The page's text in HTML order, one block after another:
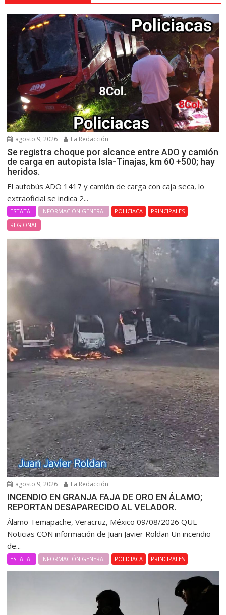
agosto 9, 2026 La Redacción
Se registra choque por alcance entre ADO y camión
de carga en autopista Isla-Tinajas, km 60 +500; hay
heridos.
El autobús ADO 1417 y camión de carga con caja seca, lo
extraoficial se indica 2...
ESTATAL INFORMACIÓN GENERAL POLICIACA
PRINCIPALES
REGIONAL
agosto 9, 2026 La Redacción
INCENDIO EN GRANJA FAJA DE ORO EN ÁLAMO;
REPORTAN DESAPARECIDO AL VELADOR.
Álamo Temapache, Veracruz, México 09/08/2026 QUE
Noticias CON información de Juan Javier Roldan Un incendio
de...
ESTATAL INFORMACIÓN GENERAL POLICIACA PRINCIPALES